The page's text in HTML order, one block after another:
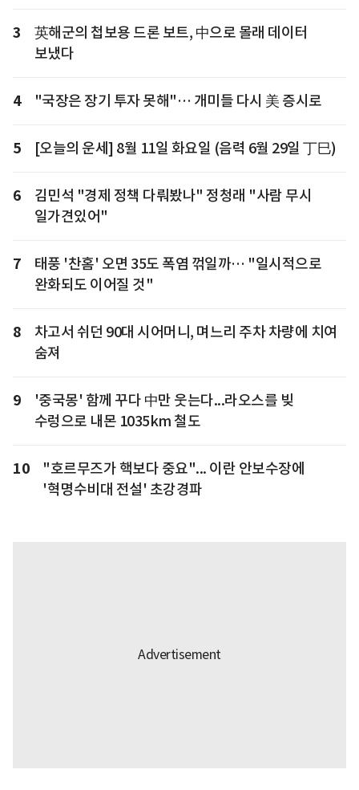
3
英해군의 첩보용 드론 보트, 中으로 몰래 데이터
보냈다
4 "국장은 장기 투자 못해"… 개미들 다시 美 증시로
5 [오늘의 운세] 8월 11일 화요일 (음력 6월 29일 丁巳)
6
김민석 "경제 정책 다뤄봤나" 정청래 "사람 무시
일가견있어"
7
태풍 '찬홈' 오면 35도 폭염 꺾일까… "일시적으로
완화되도 이어질 것"
8
차고서 쉬던 90대 시어머니, 며느리 주차 차량에 치여
숨져
9
'중국몽' 함께 꾸다 中만 웃는다...라오스를 빚
수렁으로 내몬 1035km 철도
10
"호르무즈가 핵보다 중요"... 이란 안보수장에
'혁명수비대 전설' 초강경파